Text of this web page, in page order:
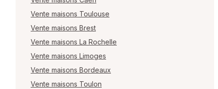
Vente maisons Toulouse
Vente maisons Brest
Vente maisons La Rochelle
Vente maisons Limoges
Vente maisons Bordeaux
Vente maisons Toulon